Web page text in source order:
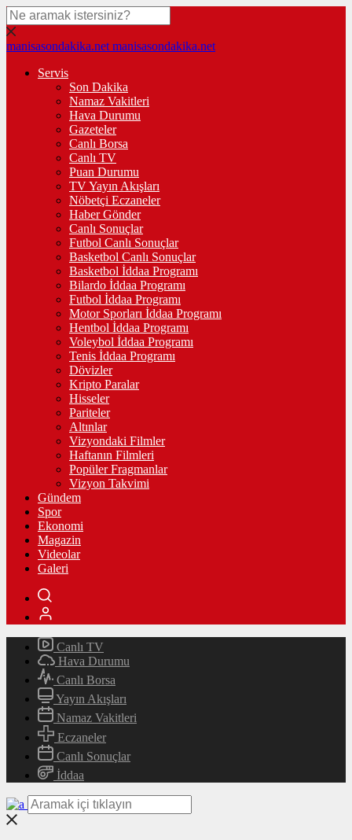
manisasondakika.net manisasondakika.net
Servis
Son Dakika
Namaz Vakitleri
Hava Durumu
Gazeteler
Canlı Borsa
Canlı TV
Puan Durumu
TV Yayın Akışları
Nöbetçi Eczaneler
Haber Gönder
Canlı Sonuçlar
Futbol Canlı Sonuçlar
Basketbol Canlı Sonuçlar
Basketbol İddaa Programı
Bilardo İddaa Programı
Futbol İddaa Programı
Motor Sporları İddaa Programı
Hentbol İddaa Programı
Voleybol İddaa Programı
Tenis İddaa Programı
Dövizler
Kripto Paralar
Hisseler
Pariteler
Altınlar
Vizyondaki Filmler
Haftanın Filmleri
Popüler Fragmanlar
Vizyon Takvimi
Gündem
Spor
Ekonomi
Magazin
Videolar
Galeri
Canlı TV
Hava Durumu
Canlı Borsa
Yayın Akışları
Namaz Vakitleri
Eczaneler
Canlı Sonuçlar
İddaa